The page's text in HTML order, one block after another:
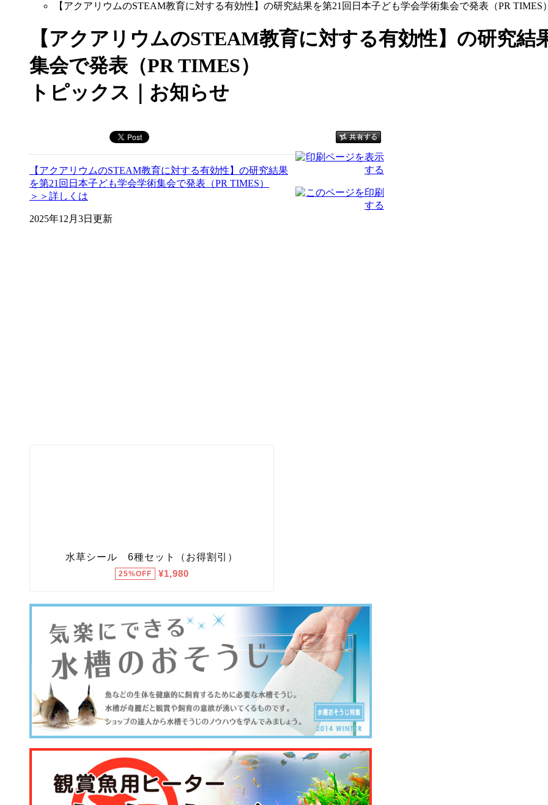
【アクアリウムのSTEAM教育に対する有効性】の研究結果を第21回日本子ども学会学術集会で発表（PR TIMES
【アクアリウムのSTEAM教育に対する有効性】の研究結
集会で発表（PR TIMES）
トピックス｜お知らせ
【アクアリウムのSTEAM教育に対する有効性】の研究結果
を第21回日本子ども学会学術集会で発表（PR TIMES）
＞＞詳しくは
2025年12月3日更新